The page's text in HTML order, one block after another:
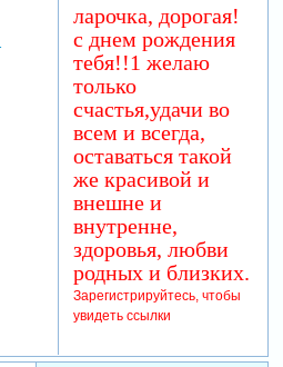
ларочка, дорогая!
с днем рождения
тебя!!1 желаю
только
счастья,удачи во
всем и всегда,
оставаться такой
же красивой и
внешне и
внутренне,
здоровья, любви
родных и близких.
Зарегистрируйтесь, чтобы
увидеть ссылки